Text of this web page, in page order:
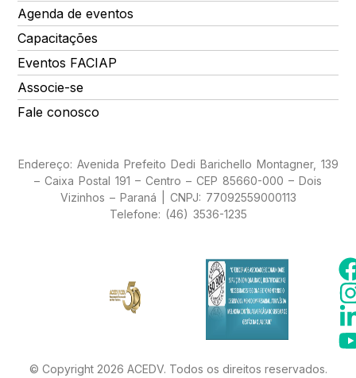
Agenda de eventos
Capacitações
Eventos FACIAP
Associe-se
Fale conosco
Endereço: Avenida Prefeito Dedi Barichello Montagner, 139
– Caixa Postal 191 – Centro – CEP 85660-000 – Dois
Vizinhos – Paraná | CNPJ: 77092559000113
Telefone: (46) 3536-1235
© Copyright 2026 ACEDV. Todos os direitos reservados.